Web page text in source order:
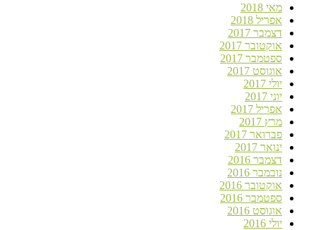
מאי 2018
אפריל 2018
דצמבר 2017
אוקטובר 2017
ספטמבר 2017
אוגוסט 2017
יולי 2017
יוני 2017
אפריל 2017
מרץ 2017
פברואר 2017
ינואר 2017
דצמבר 2016
נובמבר 2016
אוקטובר 2016
ספטמבר 2016
אוגוסט 2016
יולי 2016